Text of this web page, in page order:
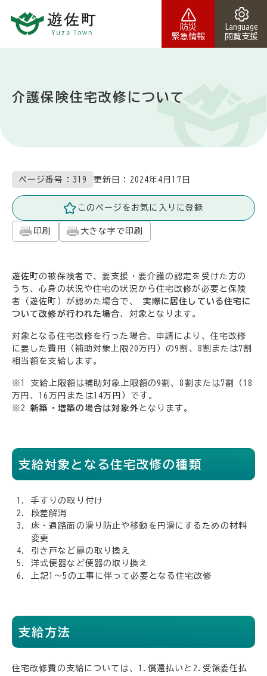
防災
緊急情報
Language
閲覧支援
介護保険住宅改修について
ページ番号：319 更新日： 2024年4月17日
このページをお気に入りに登録
印刷 大きな字で印刷
遊佐町の被保険者で、要支援・要介護の認定を受けた方の
うち、心身の状況や住宅の状況から住宅改修が必要と保険
者（遊佐町）が認めた場合で、
実際に居住している住宅に
ついて改修が行われた場合、対象となります。
対象となる住宅改修を行った場合、申請により、住宅改修
に要した費用（補助対象上限20万円）の9割、8割または7割
相当額を支給します。
※1 支給上限額は補助対象上限額の9割、8割または7割（18
万円、16万円または14万円）です。
※2新築・増築の場合は対象外 となります。
支給対象となる住宅改修の種類
手すりの取り付け
段差解消
床・通路面の滑り防止や移動を円滑にするための材料
変更
引き戸など扉の取り換え
洋式便器など便器の取り換え
上記1～5の工事に伴って必要となる住宅改修
支給方法
住宅改修費の支給については、1.償還払いと2.受領委任払